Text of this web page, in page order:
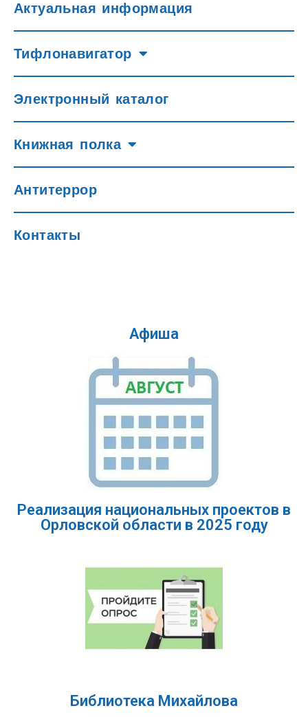
Актуальная информация
Тифлонавигатор
Электронный каталог
Книжная полка
Антитеррор
Контакты
Афиша
Реализация национальных проектов в
Орловской области в 2025 году
Библиотека Михайлова